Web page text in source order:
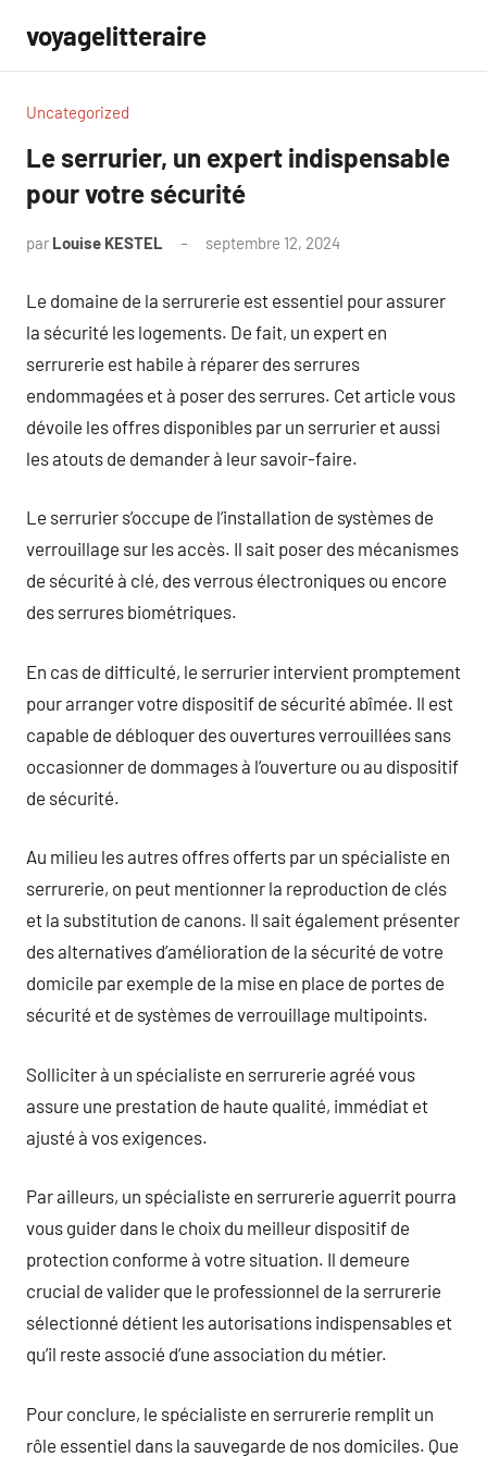
contenu
voyagelitteraire
Uncategorized
Le serrurier, un expert indispensable
pour votre sécurité
par Louise KESTEL septembre 12, 2024
Le domaine de la serrurerie est essentiel pour assurer
la sécurité les logements. De fait, un expert en
serrurerie est habile à réparer des serrures
endommagées et à poser des serrures. Cet article vous
dévoile les offres disponibles par un serrurier et aussi
les atouts de demander à leur savoir-faire.
Le serrurier s’occupe de l’installation de systèmes de
verrouillage sur les accès. Il sait poser des mécanismes
de sécurité à clé, des verrous électroniques ou encore
des serrures biométriques.
En cas de difficulté, le serrurier intervient promptement
pour arranger votre dispositif de sécurité abîmée. Il est
capable de débloquer des ouvertures verrouillées sans
occasionner de dommages à l’ouverture ou au dispositif
de sécurité.
Au milieu les autres offres offerts par un spécialiste en
serrurerie, on peut mentionner la reproduction de clés
et la substitution de canons. Il sait également présenter
des alternatives d’amélioration de la sécurité de votre
domicile par exemple de la mise en place de portes de
sécurité et de systèmes de verrouillage multipoints.
Solliciter à un spécialiste en serrurerie agréé vous
assure une prestation de haute qualité, immédiat et
ajusté à vos exigences.
Par ailleurs, un spécialiste en serrurerie aguerrit pourra
vous guider dans le choix du meilleur dispositif de
protection conforme à votre situation. Il demeure
crucial de valider que le professionnel de la serrurerie
sélectionné détient les autorisations indispensables et
qu’il reste associé d’une association du métier.
Pour conclure, le spécialiste en serrurerie remplit un
rôle essentiel dans la sauvegarde de nos domiciles. Que